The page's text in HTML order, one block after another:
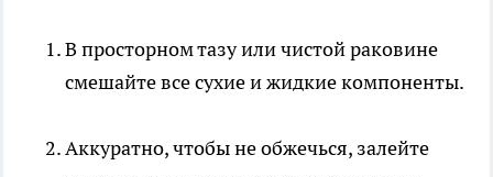
В просторном тазу или чистой раковине
смешайте все сухие и жидкие компоненты.
Аккуратно, чтобы не обжечься, залейте